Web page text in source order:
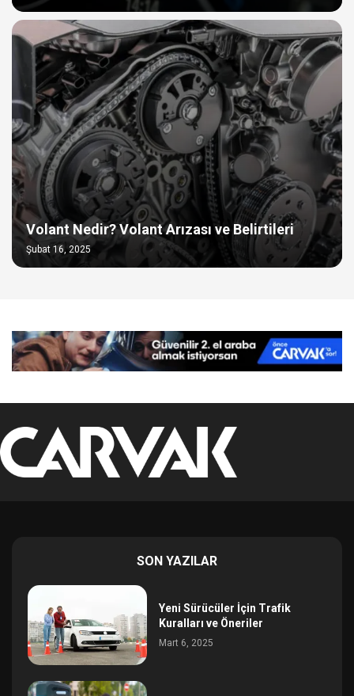
Volant Nedir? Volant Arızası ve Belirtileri
Şubat 16, 2025
SON YAZILAR
Yeni Sürücüler İçin Trafik
Kuralları ve Öneriler
Mart 6, 2025